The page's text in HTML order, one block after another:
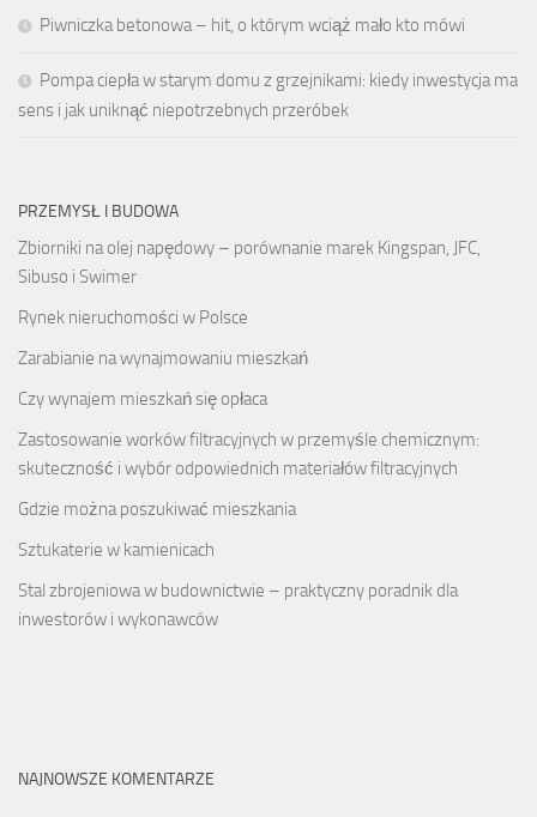
Piwniczka betonowa – hit, o którym wciąż mało kto mówi
Pompa ciepła w starym domu z grzejnikami: kiedy inwestycja ma
sens i jak uniknąć niepotrzebnych przeróbek
PRZEMYSŁ I BUDOWA
Zbiorniki na olej napędowy – porównanie marek Kingspan, JFC,
Sibuso i Swimer
Rynek nieruchomości w Polsce
Zarabianie na wynajmowaniu mieszkań
Czy wynajem mieszkań się opłaca
Zastosowanie worków filtracyjnych w przemyśle chemicznym:
skuteczność i wybór odpowiednich materiałów filtracyjnych
Gdzie można poszukiwać mieszkania
Sztukaterie w kamienicach
Stal zbrojeniowa w budownictwie – praktyczny poradnik dla
inwestorów i wykonawców
NAJNOWSZE KOMENTARZE